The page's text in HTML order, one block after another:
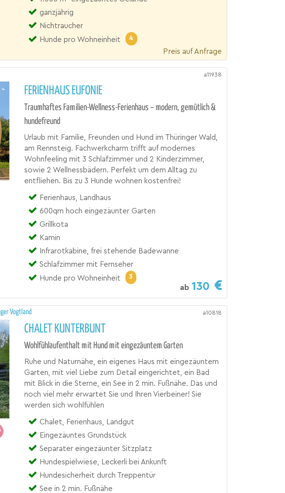
ganzjährig
Nichtraucher
Hunde pro Wohneinheit
4
Preis auf Anfrage
a11938
FERIENHAUS EUFONIE
Traumhaftes Familien-Wellness-Ferienhaus – modern, gemütlich &
hundefreund
Urlaub mit Familie, Freunden und Hund im Thüringer Wald,
am Rennsteig. Fachwerkcharm trifft auf modernes
Wohnfeeling mit 3 Schlafzimmer und 2 Kinderzimmer,
sowie 2 Wellnessbädern. Perfekt um dem Alltag zu
entfliehen. Bis zu 3 Hunde wohnen kostenfrei!
Ferienhaus, Landhaus
600qm hoch eingezäunter Garten
Grillkota
Kamin
Infrarotkabine, frei stehende Badewanne
Schlafzimmer mit Fernseher
Hunde pro Wohneinheit
3
ab 130
Vogtland a10818
CHALET KUNTERBUNT
Wohlfühlaufenthalt mit Hund mit eingezäuntem Garten
Ruhe und Naturnähe, ein eigenes Haus mit eingezäuntem
Garten, mit viel Liebe zum Detail eingerichtet, ein Bad
mit Blick in die Sterne, ein See in 2 min. Fußnähe. Das und
noch viel mehr erwartet Sie und Ihren Vierbeiner! Sie
werden sich wohlfühlen
Chalet, Ferienhaus, Landgut
Eingezäuntes Grundstück
Separater eingezäunter Sitzplatz
Hundespielwiese, Leckerli bei Ankunft
Hundesicherheit durch Treppentür
See in 2 min. Fußnähe